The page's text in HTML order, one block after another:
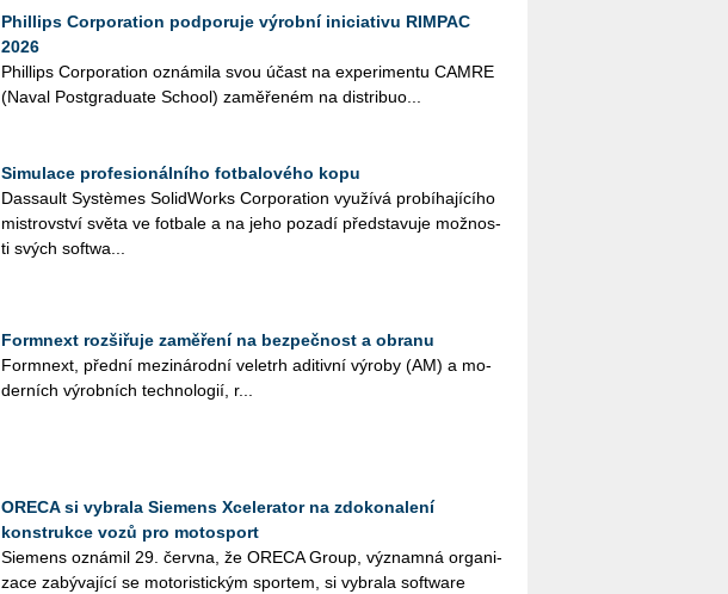
Phillips Corporation podporuje výrobní iniciativu RIMPAC
2026
Phil­lips Cor­po­rati­on ozná­mi­la svou účast na ex­pe­ri­men­tu CAMRE
(Naval Post­gra­dua­te Scho­ol) za­mě­ře­ném na dis­tri­bu­o­...
Simulace profesionálního fotbalového kopu
Das­sault Sys­tè­mes So­lid­Works Cor­po­rati­on vy­u­ží­vá pro­bí­ha­jí­cí­ho
mi­s­trov­ství světa ve fot­ba­le a na jeho po­za­dí před­sta­vu­je mož­nos­
ti svých soft­wa­...
Formnext rozšiřuje zaměření na bezpečnost a obranu
Form­next, před­ní me­zi­ná­rod­ní ve­letrh adi­tiv­ní vý­ro­by (AM) a mo­
der­ních vý­rob­ních tech­no­lo­gií, r...
ORECA si vybrala Siemens Xcelerator na zdokonalení
konstrukce vozů pro motosport
Sie­mens ozná­mil 29. červ­na, že ORE­CA Group, vý­znam­ná or­ga­ni­
za­ce za­bý­va­jí­cí se mo­to­ris­tic­kým spor­tem, si vy­bra­la soft­ware